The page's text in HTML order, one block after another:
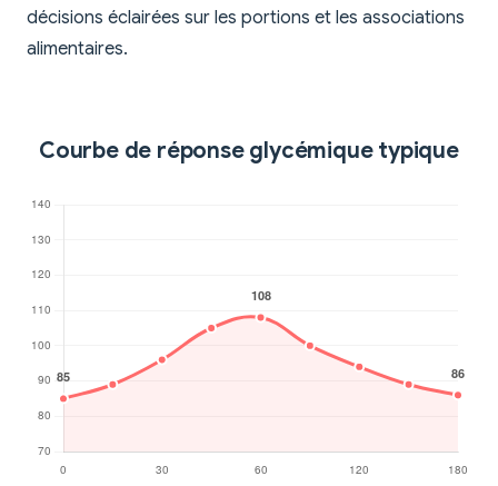
décisions éclairées sur les portions et les associations
alimentaires.
Courbe de réponse glycémique typique